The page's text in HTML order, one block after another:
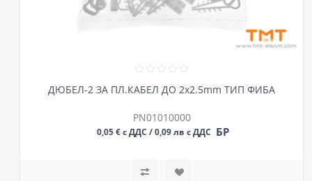
ДЮБЕЛ-2 ЗА ПЛ.КАБЕЛ ДО 2х2.5mm ТИП ФИБА
PN01010000
0,05 € с ДДС / 0,09 лв с ДДС БР